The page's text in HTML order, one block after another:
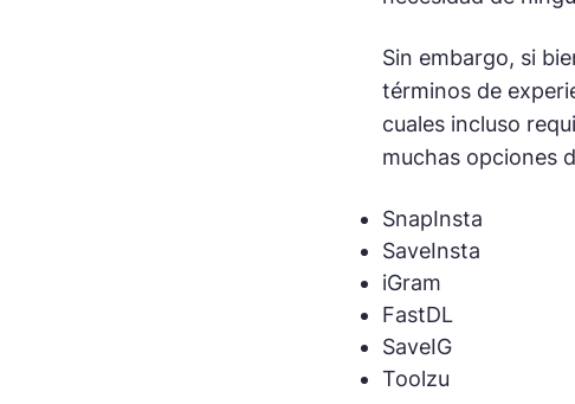
Sin embargo, si
términos de
cuales incluso
muchas opciones
SnapInsta
SaveInsta
iGram
FastDL
SaveIG
Toolzu